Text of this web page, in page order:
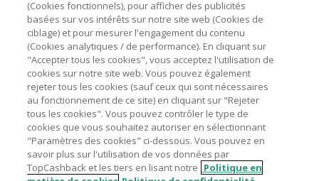
Contactez-nous
Mentions légales
Nos sites UK US CN JP DE AU
(Cookies fonctionnels), pour afficher des publicités
basées sur vos intérêts sur notre site web (Cookies de
ciblage) et pour mesurer l'engagement du contenu
(Cookies analytiques / de performance). En cliquant sur
"Accepter tous les cookies", vous acceptez l'utilisation de
cookies sur notre site web. Vous pouvez également
rejeter tous les cookies (sauf ceux qui sont nécessaires
au fonctionnement de ce site) en cliquant sur "Rejeter
tous les cookies". Vous pouvez contrôler le type de
cookies que vous souhaitez autoriser en sélectionnant
"Paramètres des cookies" ci-dessous. Vous pouvez en
savoir plus sur l'utilisation de vos données par
TopCashback et les tiers en lisant notre Politique en